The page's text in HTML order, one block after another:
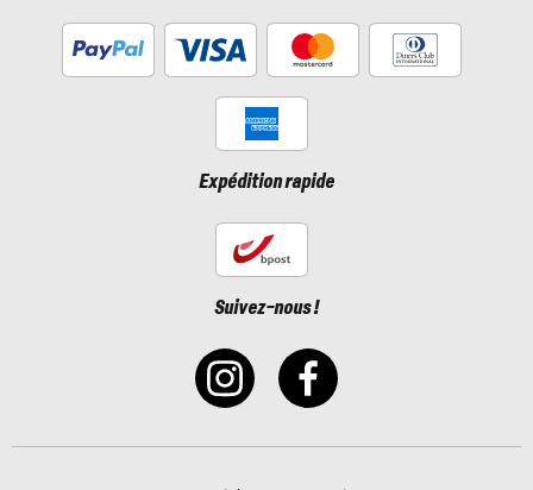
Expédition rapide
Suivez-nous !